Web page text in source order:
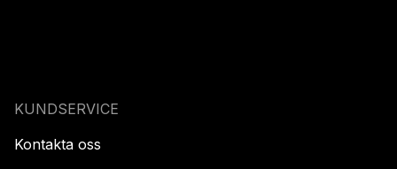
KUNDSERVICE
Kontakta oss